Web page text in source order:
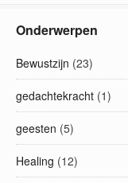
Onderwerpen
Bewustzijn (23)
gedachtekracht (1)
geesten (5)
Healing (12)